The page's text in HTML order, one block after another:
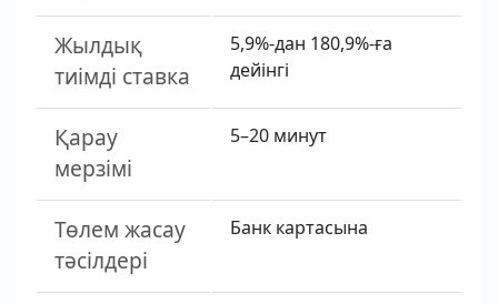
Жылдық
тиімді ставка
5,9%-дан 180,9%-ға
дейінгі
Қарау
мерзімі
5–20 минут
Төлем жасау
тәсілдері
Банк картасына